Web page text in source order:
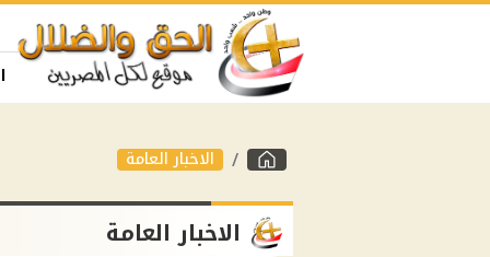
الاخبار العامة
الاخبار العامة